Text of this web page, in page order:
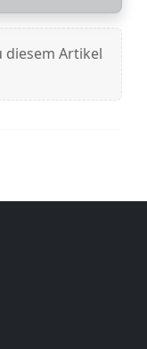
diesem Artikel